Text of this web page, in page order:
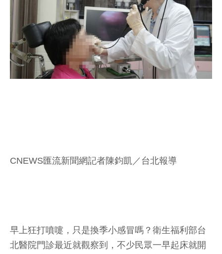
CNEWS匯流新聞網記者陳鈞凱／台北報導
早上狂打噴嚏，只是換季小感冒嗎？衛生福利部台
北醫院門診最近就觀察到，不少民眾一早起床就開